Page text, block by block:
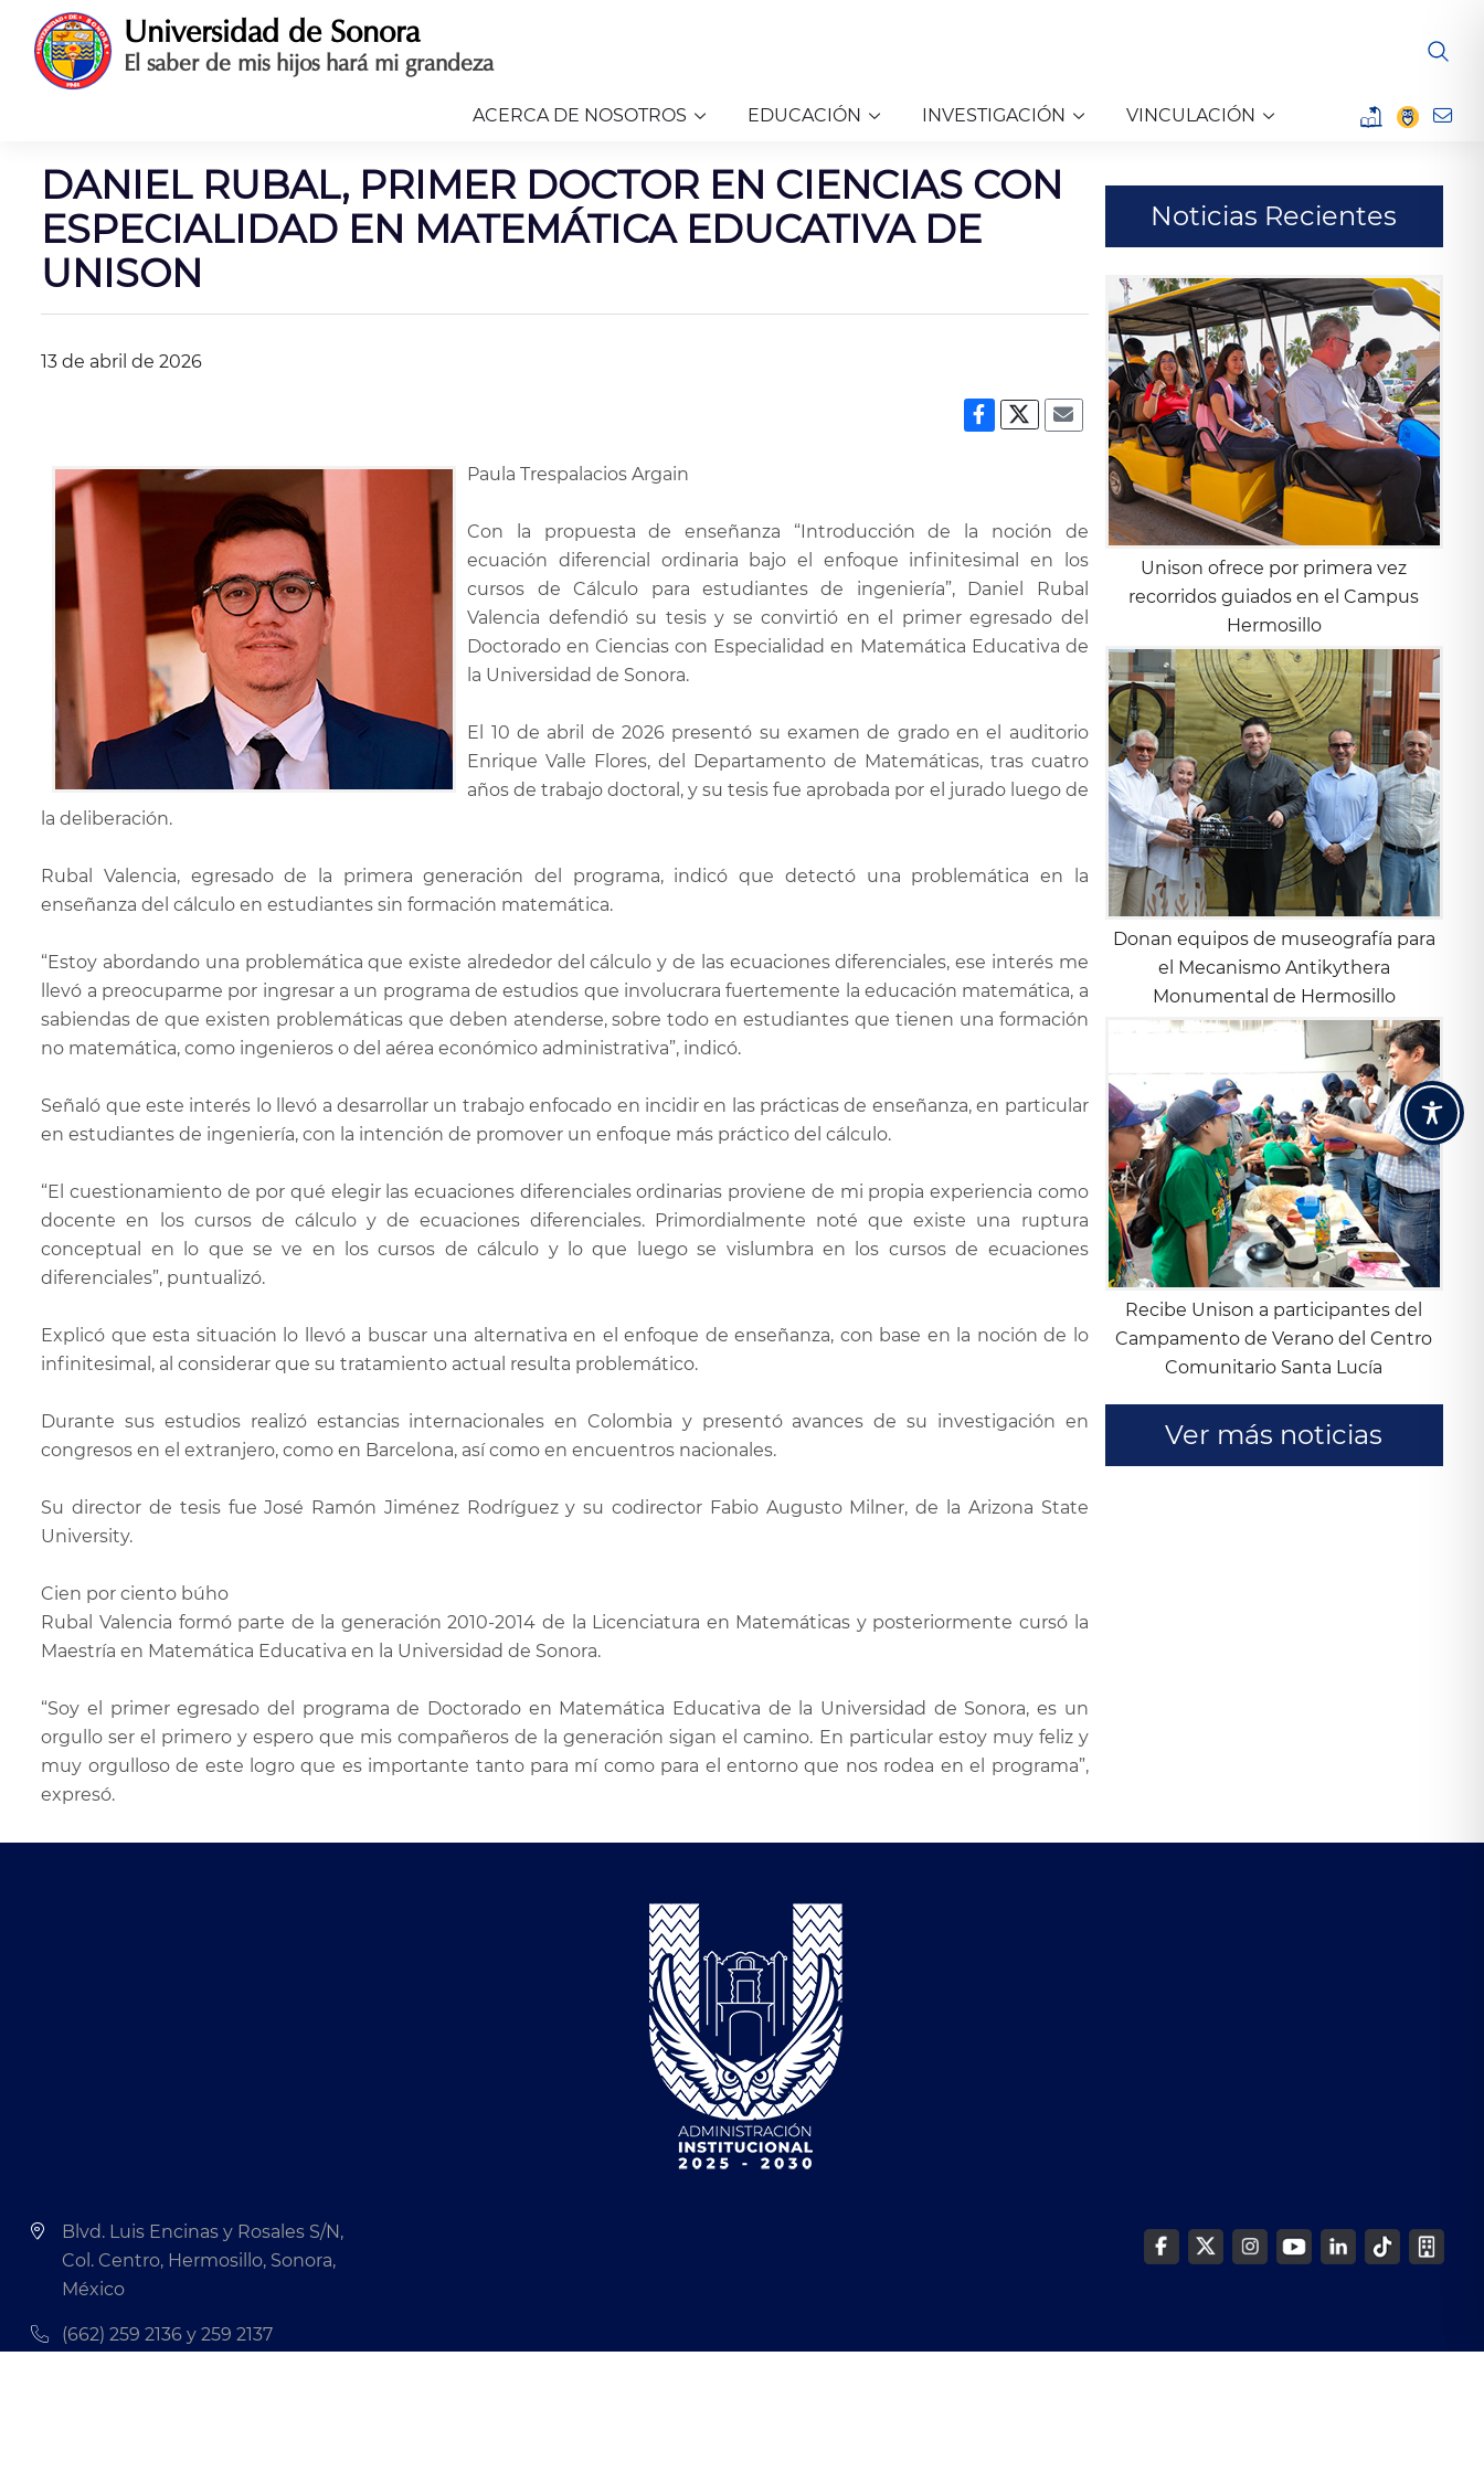
contenido
Universidad de Sonora
El saber de mis hijos hará mi grandeza
ACERCA DE NOSOTROS EDUCACIÓN INVESTIGACIÓN VINCULACIÓN
DANIEL RUBAL, PRIMER DOCTOR EN CIENCIAS CON
ESPECIALIDAD EN MATEMÁTICA EDUCATIVA DE
UNISON
13 de abril de 2026
Paula Trespalacios Argain
Con la propuesta de enseñanza “Introducción de la noción de
ecuación diferencial ordinaria bajo el enfoque infinitesimal en los
cursos de Cálculo para estudiantes de ingeniería”, Daniel Rubal
Valencia defendió su tesis y se convirtió en el primer egresado del
Doctorado en Ciencias con Especialidad en Matemática Educativa de
la Universidad de Sonora.
El 10 de abril de 2026 presentó su examen de grado en el auditorio
Enrique Valle Flores, del Departamento de Matemáticas, tras cuatro
años de trabajo doctoral, y su tesis fue aprobada por el jurado luego de
la deliberación.
Rubal Valencia, egresado de la primera generación del programa, indicó que detectó una problemática en la
enseñanza del cálculo en estudiantes sin formación matemática.
“Estoy abordando una problemática que existe alrededor del cálculo y de las ecuaciones diferenciales, ese interés me
llevó a preocuparme por ingresar a un programa de estudios que involucrara fuertemente la educación matemática, a
sabiendas de que existen problemáticas que deben atenderse, sobre todo en estudiantes que tienen una formación
no matemática, como ingenieros o del aérea económico administrativa”, indicó.
Señaló que este interés lo llevó a desarrollar un trabajo enfocado en incidir en las prácticas de enseñanza, en particular
en estudiantes de ingeniería, con la intención de promover un enfoque más práctico del cálculo.
“El cuestionamiento de por qué elegir las ecuaciones diferenciales ordinarias proviene de mi propia experiencia como
docente en los cursos de cálculo y de ecuaciones diferenciales. Primordialmente noté que existe una ruptura
conceptual en lo que se ve en los cursos de cálculo y lo que luego se vislumbra en los cursos de ecuaciones
diferenciales”, puntualizó.
Explicó que esta situación lo llevó a buscar una alternativa en el enfoque de enseñanza, con base en la noción de lo
infinitesimal, al considerar que su tratamiento actual resulta problemático.
Durante sus estudios realizó estancias internacionales en Colombia y presentó avances de su investigación en
congresos en el extranjero, como en Barcelona, así como en encuentros nacionales.
Su director de tesis fue José Ramón Jiménez Rodríguez y su codirector Fabio Augusto Milner, de la Arizona State
University.
Cien por ciento búho
Rubal Valencia formó parte de la generación 2010-2014 de la Licenciatura en Matemáticas y posteriormente cursó la
Maestría en Matemática Educativa en la Universidad de Sonora.
“Soy el primer egresado del programa de Doctorado en Matemática Educativa de la Universidad de Sonora, es un
orgullo ser el primero y espero que mis compañeros de la generación sigan el camino. En particular estoy muy feliz y
muy orgulloso de este logro que es importante tanto para mí como para el entorno que nos rodea en el programa”,
expresó.
Noticias Recientes
Unison ofrece por primera vez
recorridos guiados en el Campus
Hermosillo
Donan equipos de museografía para
el Mecanismo Antikythera
Monumental de Hermosillo
Recibe Unison a participantes del
Campamento de Verano del Centro
Comunitario Santa Lucía
Ver más noticias
Blvd. Luis Encinas y Rosales S/N,
Col. Centro, Hermosillo, Sonora,
México
(662) 259 2136 y 259 2137